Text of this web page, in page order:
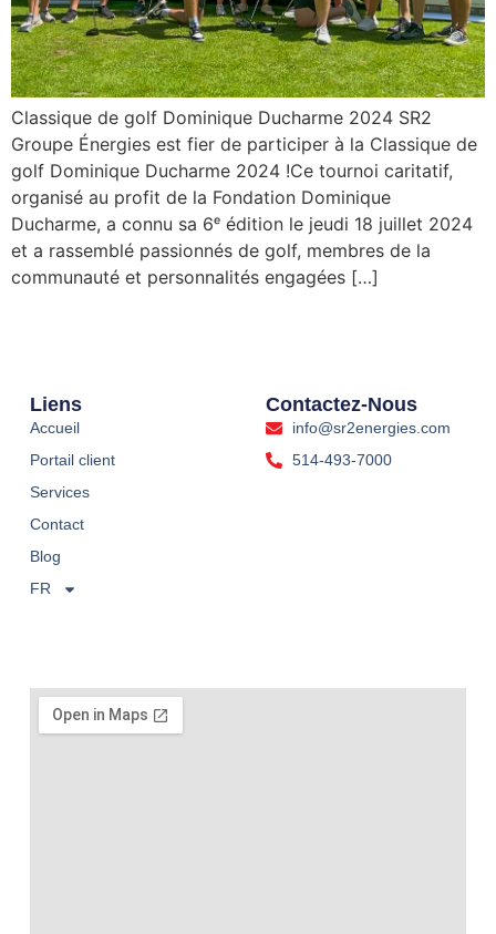
Classique de golf Dominique Ducharme 2024 SR2
Groupe Énergies est fier de participer à la Classique de
golf Dominique Ducharme 2024 !Ce tournoi caritatif,
organisé au profit de la Fondation Dominique
Ducharme, a connu sa 6ᵉ édition le jeudi 18 juillet 2024
et a rassemblé passionnés de golf, membres de la
communauté et personnalités engagées […]
Liens
Accueil
Portail client
Services
Contact
Blog
FR
Contactez-Nous
info@sr2energies.com
514-493-7000